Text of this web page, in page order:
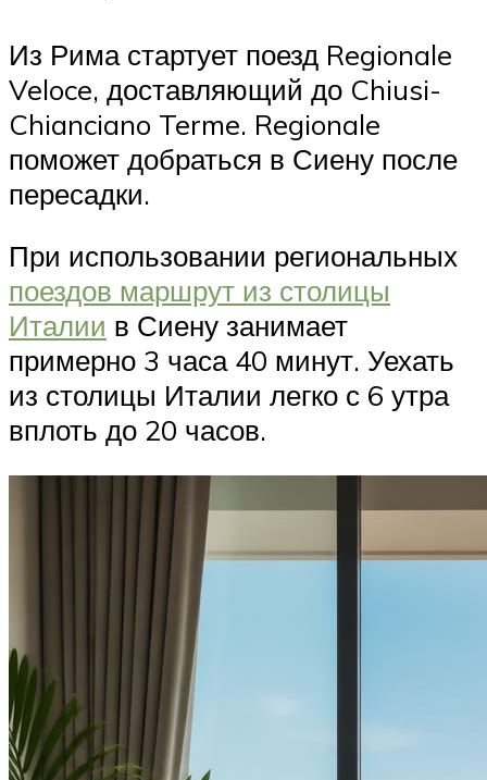
Из Рима стартует поезд Regionale
Veloce, доставляющий до Chiusi-
Chianciano Terme. Regionale
поможет добраться в Сиену после
пересадки.
При использовании региональных
поездов маршрут из столицы
Италии в Сиену занимает
примерно 3 часа 40 минут. Уехать
из столицы Италии легко с 6 утра
вплоть до 20 часов.